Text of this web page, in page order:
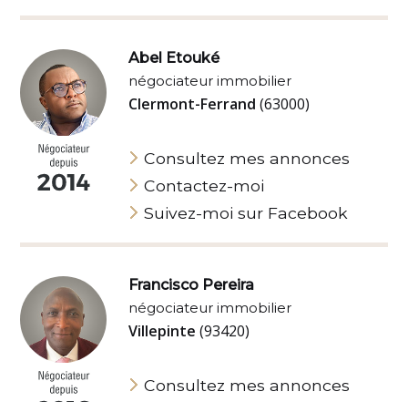
Abel Etouké
négociateur immobilier
Clermont-Ferrand(63000)
Consultez mes annonces
Contactez-moi
Suivez-moi sur Facebook
Francisco Pereira
négociateur immobilier
Villepinte(93420)
Consultez mes annonces